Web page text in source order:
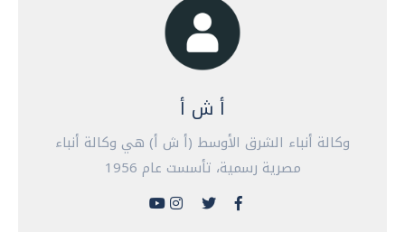
أ ش أ
وكالة أنباء الشرق الأوسط (أ ش أ) هي وكالة أنباء
مصرية رسمية، تأسست عام 1956